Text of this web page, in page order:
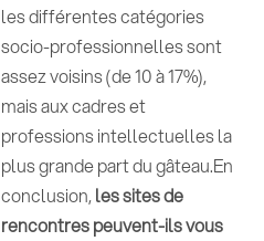
les différentes catégories
socio-professionnelles sont
assez voisins (de 10 à 17%),
mais aux cadres et
professions intellectuelles la
plus grande part du gâteau.En
conclusion,les sites de
rencontres peuvent-ils vous